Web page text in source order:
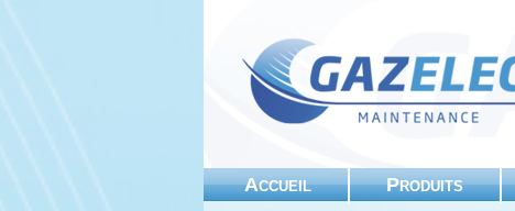
Accueil Produits